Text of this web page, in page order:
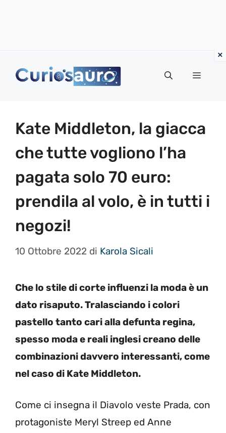
Menu
Kate Middleton, la giacca
che tutte vogliono l’ha
pagata solo 70 euro:
prendila al volo, è in tutti i
negozi!
10 Ottobre 2022 di Karola Sicali
Che lo stile di corte influenzi la moda è un
dato risaputo. Tralasciando i colori
pastello tanto cari alla defunta regina,
spesso moda e reali inglesi creano delle
combinazioni davvero interessanti, come
nel caso di Kate Middleton.
Come ci insegna il Diavolo veste Prada, con
protagoniste Meryl Streep ed Anne